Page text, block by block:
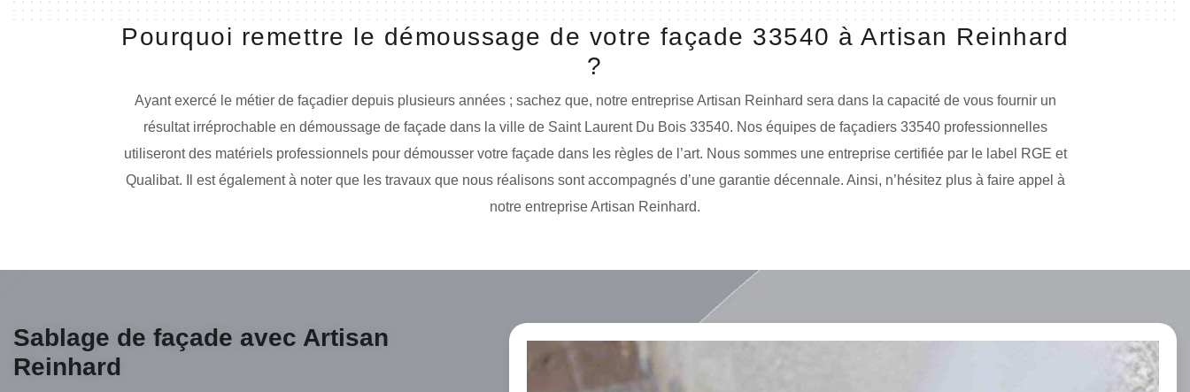
Pourquoi remettre le démoussage de votre façade 33540 à Artisan Reinhard
?
Ayant exercé le métier de façadier depuis plusieurs années ; sachez que, notre entreprise Artisan Reinhard sera dans la capacité de vous fournir un
résultat irréprochable en démoussage de façade dans la ville de Saint Laurent Du Bois 33540. Nos équipes de façadiers 33540 professionnelles
utiliseront des matériels professionnels pour démousser votre façade dans les règles de l’art. Nous sommes une entreprise certifiée par le label RGE et
Qualibat. Il est également à noter que les travaux que nous réalisons sont accompagnés d’une garantie décennale. Ainsi, n’hésitez plus à faire appel à
notre entreprise Artisan Reinhard.
Sablage de façade avec Artisan
Reinhard